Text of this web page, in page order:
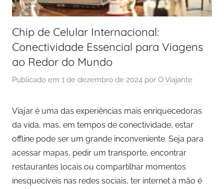
Chip de Celular Internacional:
Conectividade Essencial para Viagens
ao Redor do Mundo
Publicado em 1 de dezembro de 2024 por O Viajante
Viajar é uma das experiências mais enriquecedoras
da vida, mas, em tempos de conectividade, estar
offline pode ser um grande inconveniente. Seja para
acessar mapas, pedir um transporte, encontrar
restaurantes locais ou compartilhar momentos
inesquecíveis nas redes sociais, ter internet à mão é